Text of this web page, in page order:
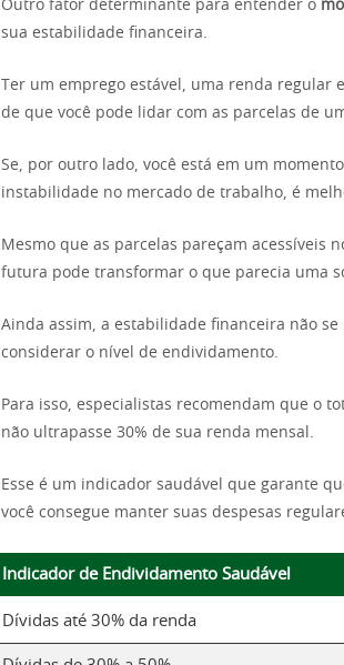
Outro fator determinante para entender o
sua estabilidade financeira.
Ter um emprego estável, uma renda regular
de que você pode lidar com as parcelas de
Se, por outro lado, você está em um
instabilidade no mercado de trabalho, é
Mesmo que as parcelas pareçam acessíveis
futura pode transformar o que parecia uma
Ainda assim, a estabilidade financeira não
considerar o nível de endividamento.
Para isso, especialistas recomendam que o
não ultrapasse 30% de sua renda mensal.
Esse é um indicador saudável que garante
você consegue manter suas despesas
Indicador de Endividamento Saudável
Dívidas até 30% da renda